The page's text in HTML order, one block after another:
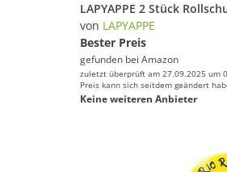
von LAPYAPPE
Bester Preis
gefunden bei Amazon
zuletzt überprüft am 27.09.2025 um
Preis kann sich seitdem geändert
Keine weiteren Anbieter